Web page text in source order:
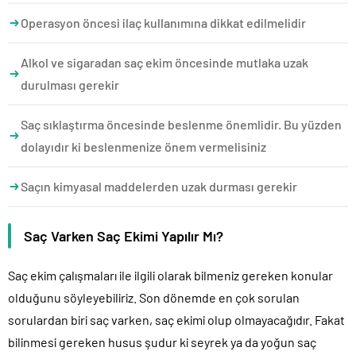
Operasyon öncesi ilaç kullanımına dikkat edilmelidir
Alkol ve sigaradan saç ekim öncesinde mutlaka uzak
durulması gerekir
Saç sıklaştırma öncesinde beslenme önemlidir. Bu yüzden
dolayıdır ki beslenmenize önem vermelisiniz
Saçın kimyasal maddelerden uzak durması gerekir
Saç Varken Saç Ekimi Yapılır Mı?
Saç ekim çalışmaları ile ilgili olarak bilmeniz gereken konular
olduğunu söyleyebiliriz. Son dönemde en çok sorulan
sorulardan biri saç varken, saç ekimi olup olmayacağıdır. Fakat
bilinmesi gereken husus şudur ki seyrek ya da yoğun saç